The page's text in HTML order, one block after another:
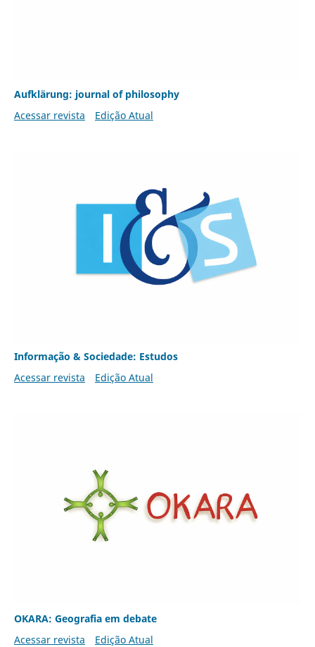
Aufklärung: journal of philosophy
Acessar revista
Edição Atual
Informação & Sociedade: Estudos
Acessar revista
Edição Atual
OKARA: Geografia em debate
Acessar revista
Edição Atual